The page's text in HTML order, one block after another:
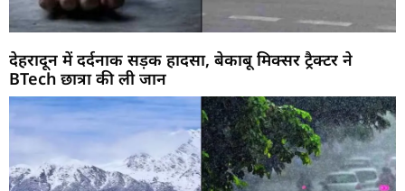
देहरादून में दर्दनाक सड़क हादसा, बेकाबू मिक्सर ट्रैक्टर ने
BTech छात्रा की ली जान